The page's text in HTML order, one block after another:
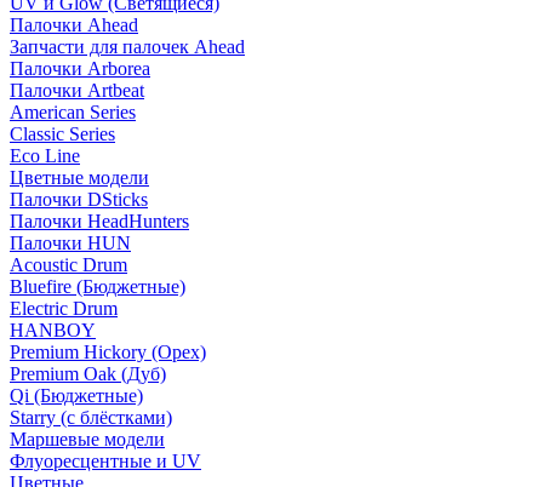
Палочки Ahead
Запчасти для палочек Ahead
Палочки Arborea
Палочки Artbeat
American Series
Classic Series
Eco Line
Цветные модели
Палочки DSticks
Палочки HeadHunters
Палочки HUN
Acoustic Drum
Bluefire (Бюджетные)
Electric Drum
HANBOY
Premium Hickory (Орех)
Premium Oak (Дуб)
Qi (Бюджетные)
Starry (с блёстками)
Маршевые модели
Флуоресцентные и UV
Цветные